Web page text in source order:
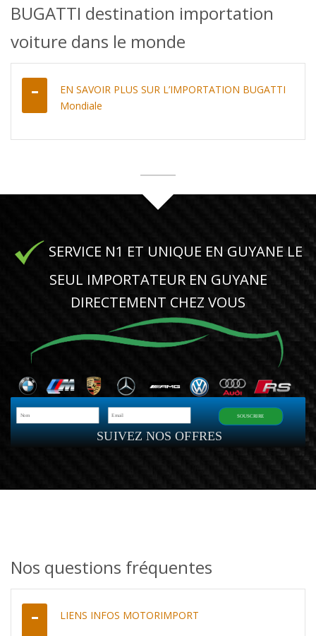
BUGATTI destination importation
voiture dans le monde
EN SAVOIR PLUS SUR L’IMPORTATION BUGATTI
Mondiale
SERVICE N1 ET UNIQUE EN GUYANE LE
SEUL IMPORTATEUR EN GUYANE
DIRECTEMENT CHEZ VOUS
SUIVEZ NOS OFFRES
SOUSCRIRE
Nos questions fréquentes
LIENS INFOS MOTORIMPORT